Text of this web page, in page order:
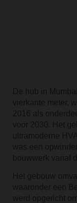
De hub in
vierkante meter,
2016 als
voor 2030. Het
ultramoderne
was een
bouwwerk vanaf
Het gebouw
waaronder een
werd opgericht